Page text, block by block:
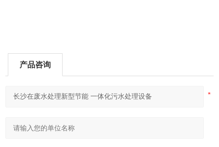
产品咨询